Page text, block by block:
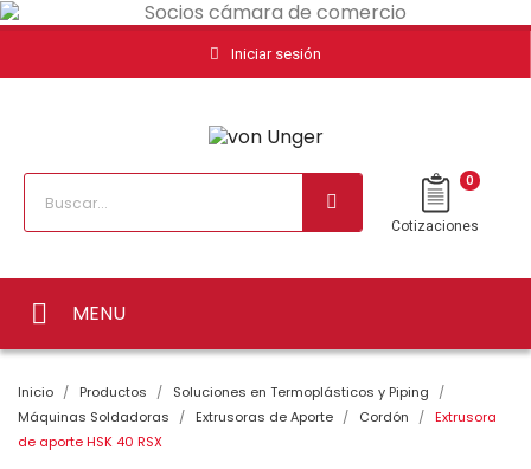
Iniciar sesión
0
Cotizaciones
MENU
Inicio Productos
Soluciones en Termoplásticos y Piping
Máquinas Soldadoras
Extrusoras de Aporte Cordón
Extrusora
de aporte HSK 40 RSX